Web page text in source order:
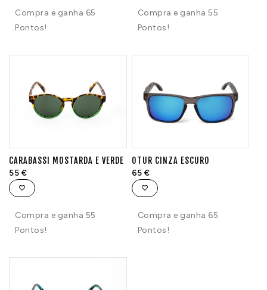
Compra e ganha 65
Pontos!
Compra e ganha 55
Pontos!
CARABASSI MOSTARDA E VERDE
55 €
Compra e ganha 55
Pontos!
OTUR CINZA ESCURO
65 €
Compra e ganha 65
Pontos!